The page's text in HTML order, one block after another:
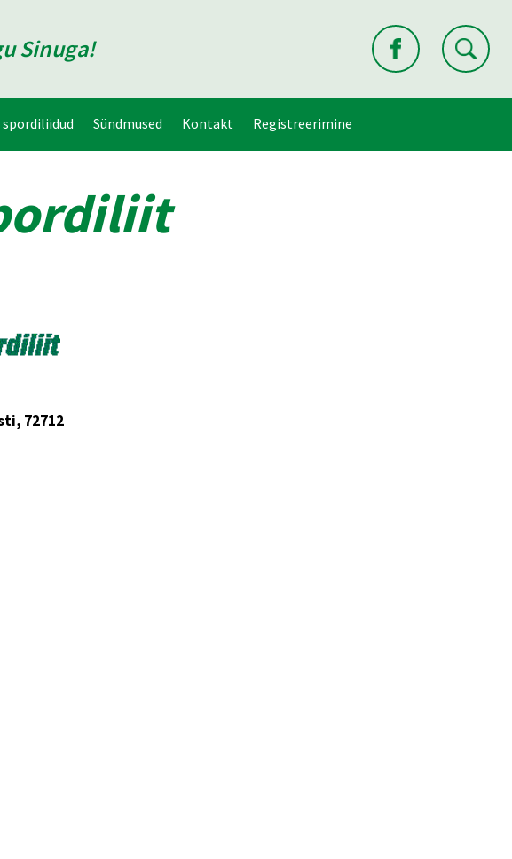
Sinuga!
spordiliidud Sündmused Kontakt Registreerimine
72712